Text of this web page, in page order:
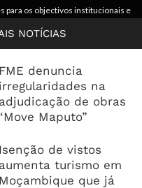
NOTÍCIAS
FME denuncia
irregularidades na
adjudicação de obras
Maputo”
Isenção de vistos
aumenta turismo em
Moçambique que já
para os objectivos institucionais e
E
Da Nova Agenda